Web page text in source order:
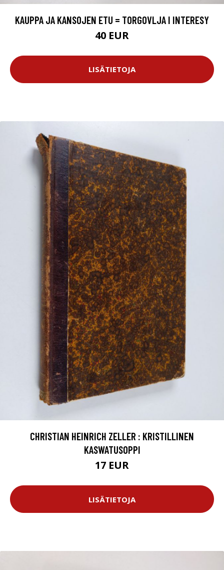
KAUPPA JA KANSOJEN ETU = TORGOVLJA I INTERESY
40 EUR
LISÄTIETOJA
CHRISTIAN HEINRICH ZELLER : KRISTILLINEN
KASWATUSOPPI
17 EUR
LISÄTIETOJA